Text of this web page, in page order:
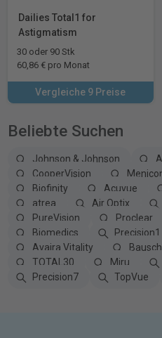
Dailies Total1 for
Astigmatism
30 oder 90 Stk
60,86 € pro Monat
Vergleiche 9 Preise
Beliebte Suchen
Johnson & Johnson
CooperVision
Biofinity
Acuvue
atrea
Air Optix
PureVision
Proclear
Biomedics
Precision1
Avaira Vitality
TOTAL30
Miru
Precision7
TopVue